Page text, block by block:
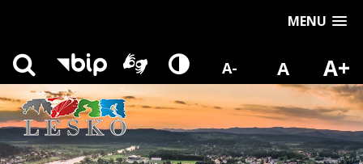
MENU
A- A A+